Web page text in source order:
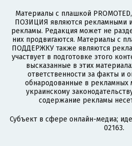
Материалы с плашкой
ПОЗИЦИЯ являются рекламными
рекламы. Редакция может не
них продвигаются. Материалы с
ПОДДЕРЖКУ также являются
участвует в подготовке этого
высказанные в этих
ответственности за факты и
обнародованные в рекламных
украинскому
содержание рекламы
Субъект в сфере онлайн-медиа;
02163.